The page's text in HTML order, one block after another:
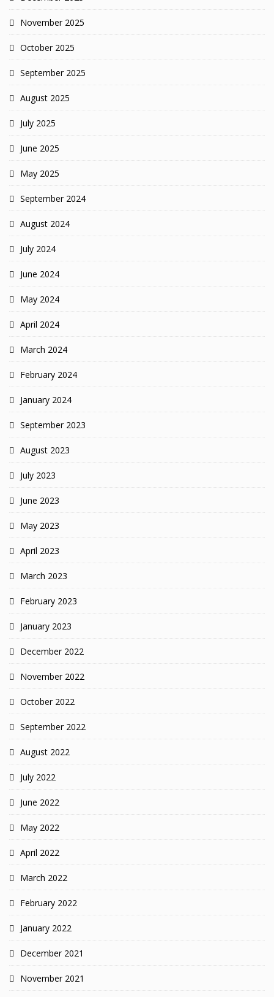
November 2025
October 2025
September 2025
August 2025
July 2025
June 2025
May 2025
September 2024
August 2024
July 2024
June 2024
May 2024
April 2024
March 2024
February 2024
January 2024
September 2023
August 2023
July 2023
June 2023
May 2023
April 2023
March 2023
February 2023
January 2023
December 2022
November 2022
October 2022
September 2022
August 2022
July 2022
June 2022
May 2022
April 2022
March 2022
February 2022
January 2022
December 2021
November 2021